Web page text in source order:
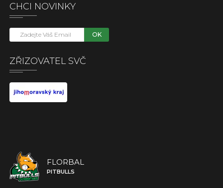
CHCI NOVINKY
OK
ZŘIZOVATEL SVČ
FLORBAL
PITBULLS